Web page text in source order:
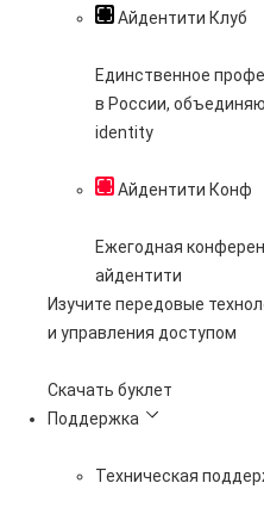
Айдентити Клуб
Единственное
в России,
identity
Айдентити Конф
Ежегодная
айдентити
Изучите передовые
и управления доступом
Скачать буклет
Поддержка
Техническая